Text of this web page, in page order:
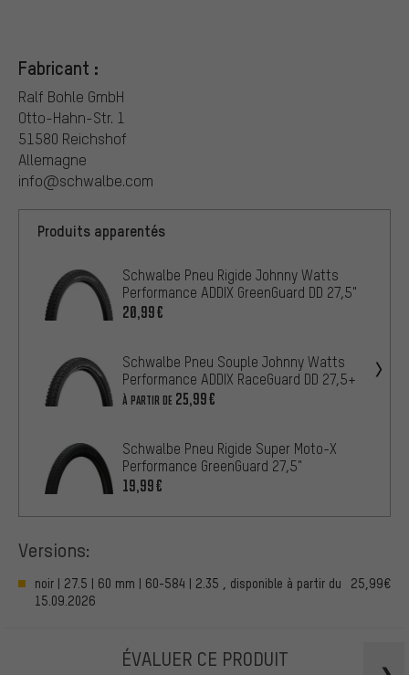
Fabricant :
Ralf Bohle GmbH
Otto-Hahn-Str. 1
51580 Reichshof
Allemagne
info@schwalbe.com
Produits apparentés
Schwalbe Pneu Rigide Johnny Watts
Performance ADDIX GreenGuard DD 27,5"
20,99€
Schwalbe Pneu Souple Johnny Watts
Performance ADDIX RaceGuard DD 27,5+
À PARTIR DE 25,99€
Schwalbe Pneu Rigide Super Moto-X
Performance GreenGuard 27,5"
19,99€
Versions:
noir | 27.5 | 60 mm | 60-584 | 2.35 , disponible à partir du
15.09.2026
25,99€
ÉVALUER CE PRODUIT